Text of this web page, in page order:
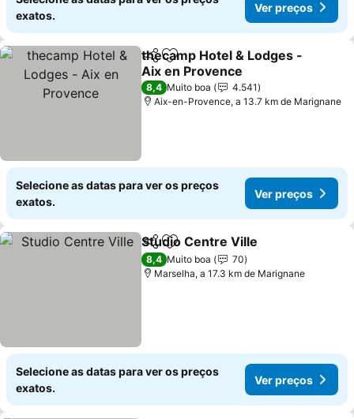
exatos.
Ver preços
PartilharAdicionar aos favoritos
thecamp Hotel & Lodges -
Aix en Provence
Ver preços
8,4 Muito boa
4.541
Aix-en-Provence, a 13.7 km de Marignane
Selecione as datas para ver os preços
exatos.
Ver preços
PartilharAdicionar aos favoritos
Studio Centre Ville
8,4 Muito boa
70
Marselha, a 17.3 km de Marignane
Selecione as datas para ver os preços
exatos.
Ver preços